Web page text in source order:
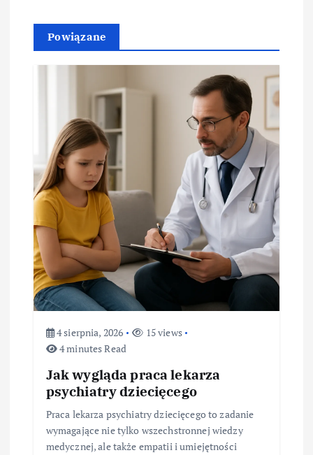
g
a
w
p
s
Powiązane
4 sierpnia, 2026
15 views
4 minutes Read
Jak wygląda praca lekarza
psychiatry dziecięcego
Praca lekarza psychiatry dziecięcego to zadanie
wymagające nie tylko wszechstronnej wiedzy
medycznej, ale także empatii i umiejętności